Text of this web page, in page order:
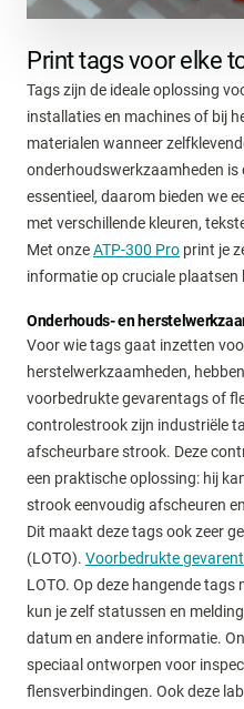
Print tags voor elke
Tags zijn de ideale oplossing
installaties en machines of bij
materialen wanneer
onderhoudswerkzaamheden
essentieel, daarom bieden we
met verschillende kleuren,
Met onzeATP-300 Pro print je
informatie op cruciale plaatsen
Onderhouds- en
Voor wie tags gaat inzetten
herstelwerkzaamheden,
voorbedrukte gevarentags of
controlestrook zijn industriële
afscheurbare strook. Deze
een praktische oplossing: hij
strook eenvoudig afscheuren
Dit maakt deze tags ook zeer
(LOTO). Voorbedrukte
LOTO. Op deze hangende
kun je zelf statussen en
datum en andere informatie.
speciaal ontworpen voor
flensverbindingen. Ook deze